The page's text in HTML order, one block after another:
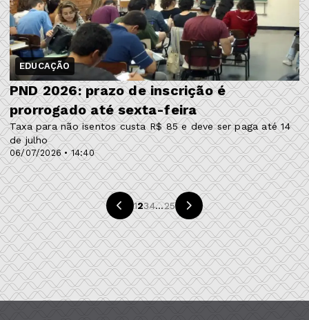
EDUCAÇÃO
06/07/2026 • 14:40
PND 2026: prazo de inscrição é
prorrogado até sexta-feira
Taxa para não isentos custa R$ 85 e deve ser paga até 14
de julho
1234...25